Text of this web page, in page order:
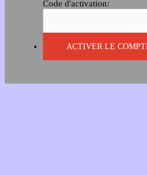
Code d'activation: